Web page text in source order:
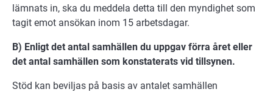
lämnats in, ska du meddela detta till den myndighet som
tagit emot ansökan inom 15 arbetsdagar.
B) Enligt det antal samhällen du uppgav förra året eller
det antal samhällen som konstaterats vid tillsynen.
Stöd kan beviljas på basis av antalet samhällen